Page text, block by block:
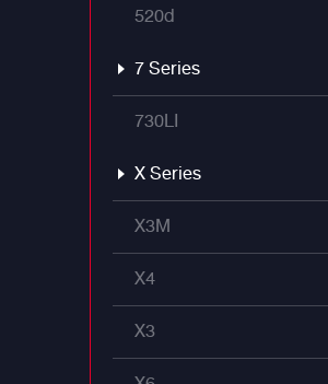
520d
7 Series
730LI
X Series
X3M
X4
X3